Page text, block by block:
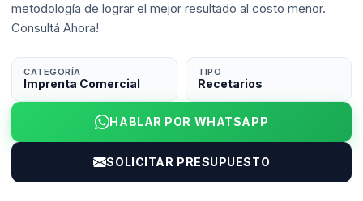
metodología de lograr el mejor resultado al costo menor.
Consultá Ahora!
CATEGORÍA
Imprenta Comercial
TIPO
Recetarios
HABLAR POR WHATSAPP
SOLICITAR PRESUPUESTO